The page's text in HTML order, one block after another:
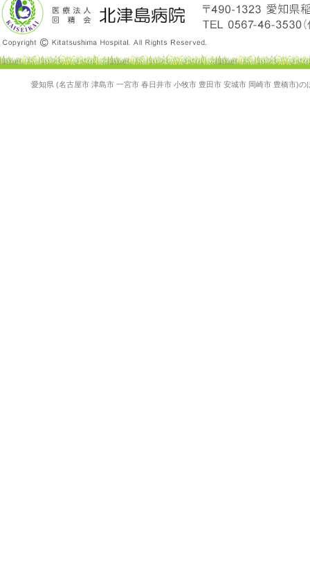
愛知県 (名古屋市 津島市 一宮市 春日井市 小牧市 豊田市 安城市 岡崎市 豊橋市)